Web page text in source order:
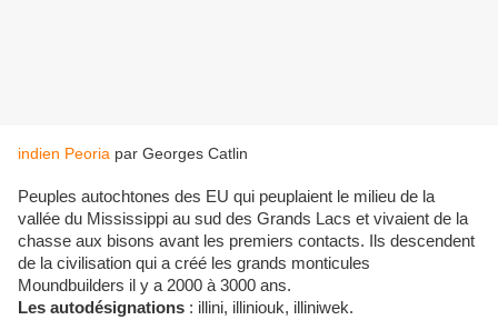
indien Peoria par Georges Catlin
Peuples autochtones des EU qui peuplaient le milieu de la
vallée du Mississippi au sud des Grands Lacs et vivaient de la
chasse aux bisons avant les premiers contacts. Ils descendent
de la civilisation qui a créé les grands monticules
Moundbuilders il y a 2000 à 3000 ans.
Les autodésignations : illini, illiniouk, illiniwek.